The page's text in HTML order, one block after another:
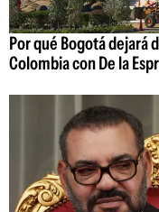
Por qué Bogotá dejará
Colombia con De la